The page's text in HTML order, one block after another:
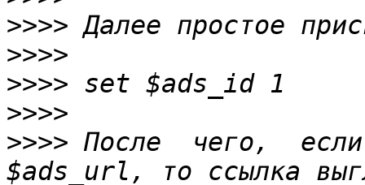
>>>>
>>>>
>>>>
>>>>
>>>> После  чего,